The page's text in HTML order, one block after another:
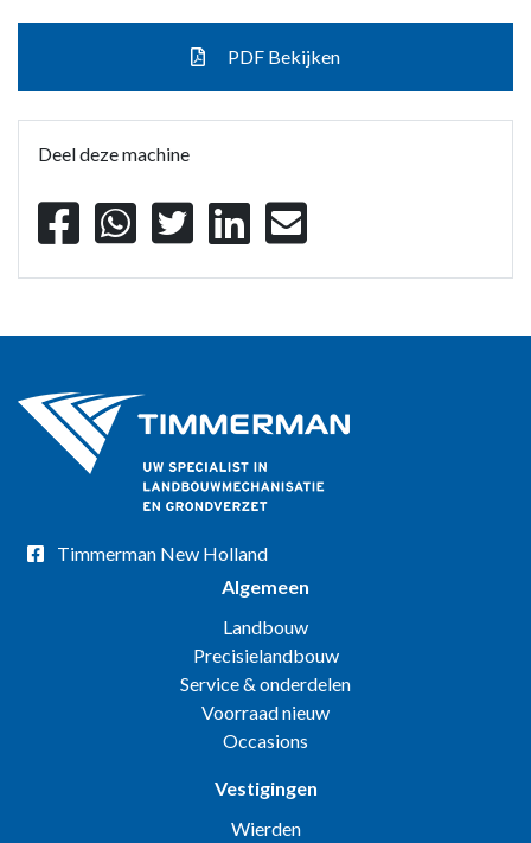
PDF Bekijken
Deel deze machine
Timmerman New Holland
Algemeen
Landbouw
Precisielandbouw
Service & onderdelen
Voorraad nieuw
Occasions
Vestigingen
Wierden